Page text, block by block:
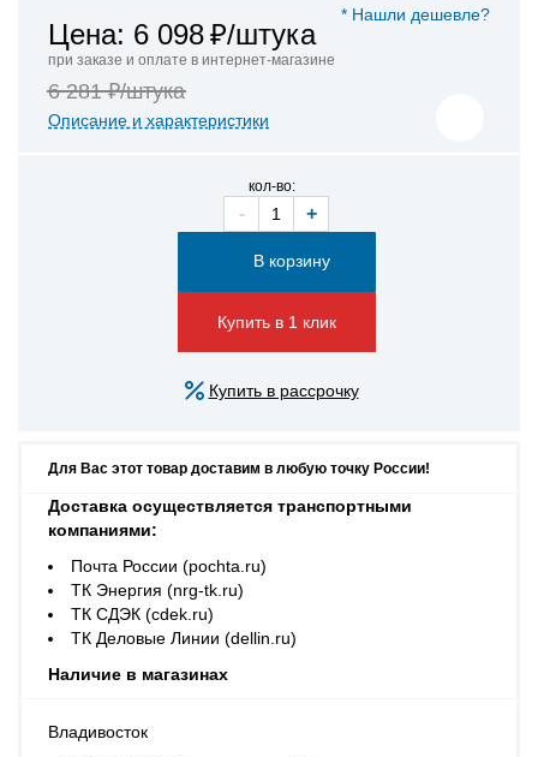
* Нашли дешевле?
Цена: 6 098₽/штука
при заказе и оплате в интернет-магазине
6 281 ₽/штука
Описание и характеристики
кол-во:
- +
Купить в 1 клик
Купить в рассрочку
Для Вас этот товар доставим в любую точку России!
Доставка осуществляется транспортными
компаниями:
Почта России (pochta.ru)
ТК Энергия (nrg-tk.ru)
ТК СДЭК (cdek.ru)
ТК Деловые Линии (dellin.ru)
Наличие в магазинах
Владивосток